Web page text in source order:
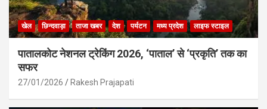
खेल छिन्दवाड़ा ताजा खबर देश पर्यटन मध्य प्रदेश लाइफ स्टाइल
पातालकोट नेशनल ट्रेकिंग 2026, ‘पाताल’ से ‘प्रकृति’ तक का
सफर
27/01/2026 Rakesh Prajapati